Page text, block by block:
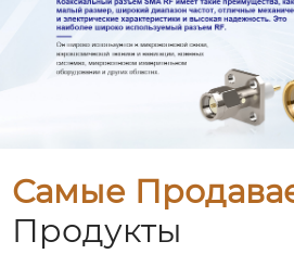
Самые
Продукты